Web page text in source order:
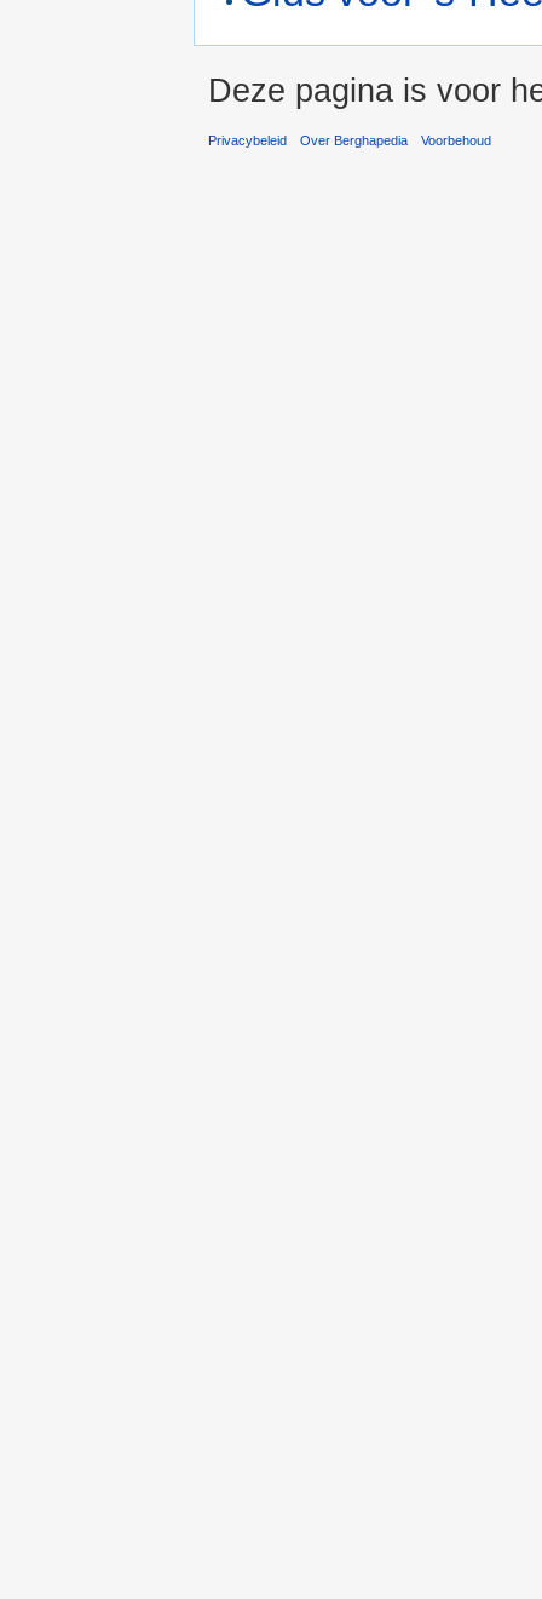
Deze pagina is voor
Privacybeleid Over Berghapedia Voorbehoud